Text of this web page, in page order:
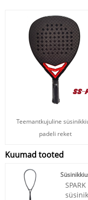
Teemantkujuline
padeli reket
Kuumad tooted